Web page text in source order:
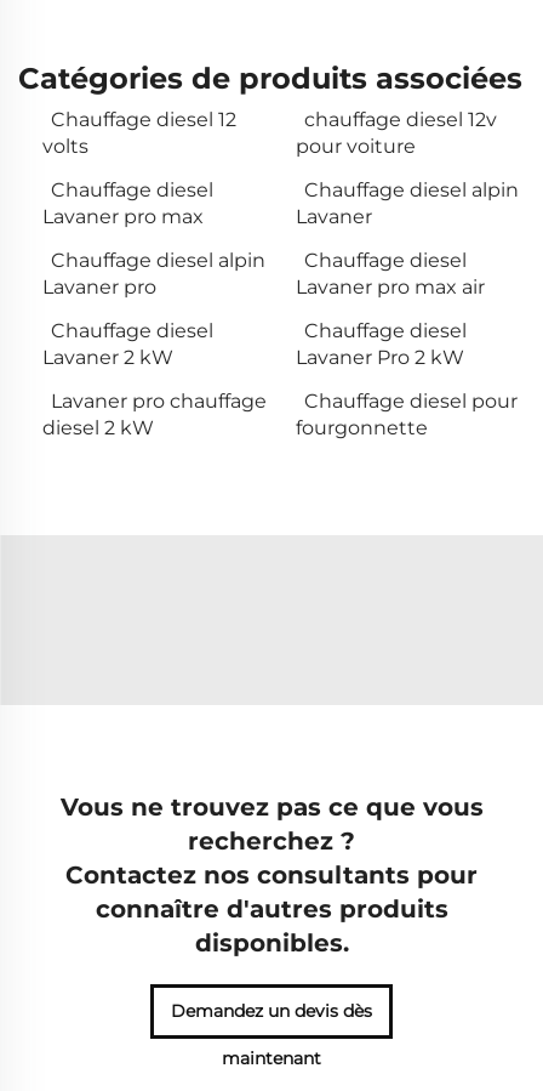
Catégories de produits associées
Chauffage diesel 12
volts
chauffage diesel 12v
pour voiture
Chauffage diesel
Lavaner pro max
Chauffage diesel alpin
Lavaner
Chauffage diesel alpin
Lavaner pro
Chauffage diesel
Lavaner pro max air
Chauffage diesel
Lavaner 2 kW
Chauffage diesel
Lavaner Pro 2 kW
Lavaner pro chauffage
diesel 2 kW
Chauffage diesel pour
fourgonnette
Vous ne trouvez pas ce que vous
recherchez ?
Contactez nos consultants pour
connaître d'autres produits
disponibles.
Demandez un devis dès
maintenant